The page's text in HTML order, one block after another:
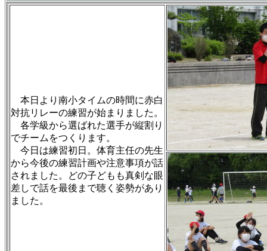
本日より南小タイムの時間に赤白
対抗リレーの練習が始まりました。
各学級から選ばれた選手が縦割り
でチームをつくります。
今日は練習初日。体育主任の先生
から今後の練習計画や注意事項が話
されました。どの子どもも真剣な眼
差しで話を最後まで聴く姿勢があり
ました。